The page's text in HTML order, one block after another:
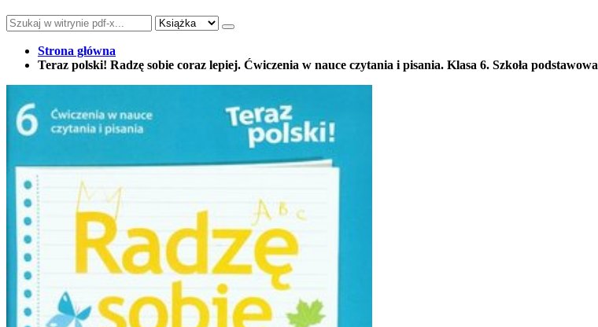
Strona główna
Teraz polski! Radzę sobie coraz lepiej. Ćwiczenia w nauce czytania i pisania. Klasa 6. Szkoła podstawowa